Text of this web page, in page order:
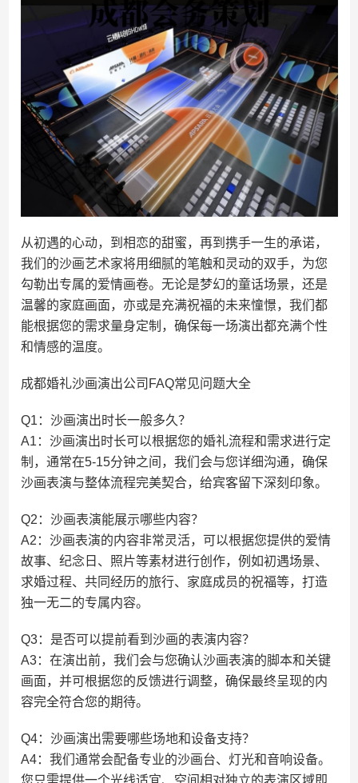
从初遇的心动，到相恋的甜蜜，再到携手一生的承诺，
我们的沙画艺术家将用细腻的笔触和灵动的双手，为您
勾勒出专属的爱情画卷。无论是梦幻的童话场景，还是
温馨的家庭画面，亦或是充满祝福的未来憧憬，我们都
能根据您的需求量身定制，确保每一场演出都充满个性
和情感的温度。
成都婚礼沙画演出公司FAQ常见问题大全
Q1：沙画演出时长一般多久？
A1：沙画演出时长可以根据您的婚礼流程和需求进行定
制，通常在5-15分钟之间，我们会与您详细沟通，确保
沙画表演与整体流程完美契合，给宾客留下深刻印象。
Q2：沙画表演能展示哪些内容？
A2：沙画表演的内容非常灵活，可以根据您提供的爱情
故事、纪念日、照片等素材进行创作，例如初遇场景、
求婚过程、共同经历的旅行、家庭成员的祝福等，打造
独一无二的专属内容。
Q3：是否可以提前看到沙画的表演内容？
A3：在演出前，我们会与您确认沙画表演的脚本和关键
画面，并可根据您的反馈进行调整，确保最终呈现的内
容完全符合您的期待。
Q4：沙画演出需要哪些场地和设备支持？
A4：我们通常会配备专业的沙画台、灯光和音响设备。
您只需提供一个光线适宜、空间相对独立的表演区域即